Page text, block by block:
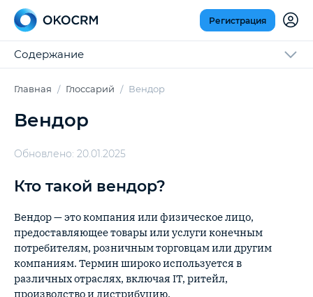
Регистрация
Содержание
Главная Глоссарий Вендор
Вендор
Обновлено: 20.01.2025
Кто такой вендор?
Вендор — это компания или физическое лицо,
предоставляющее товары или услуги конечным
потребителям, розничным торговцам или другим
компаниям. Термин широко используется в
различных отраслях, включая IT, ритейл,
производство и дистрибуцию.